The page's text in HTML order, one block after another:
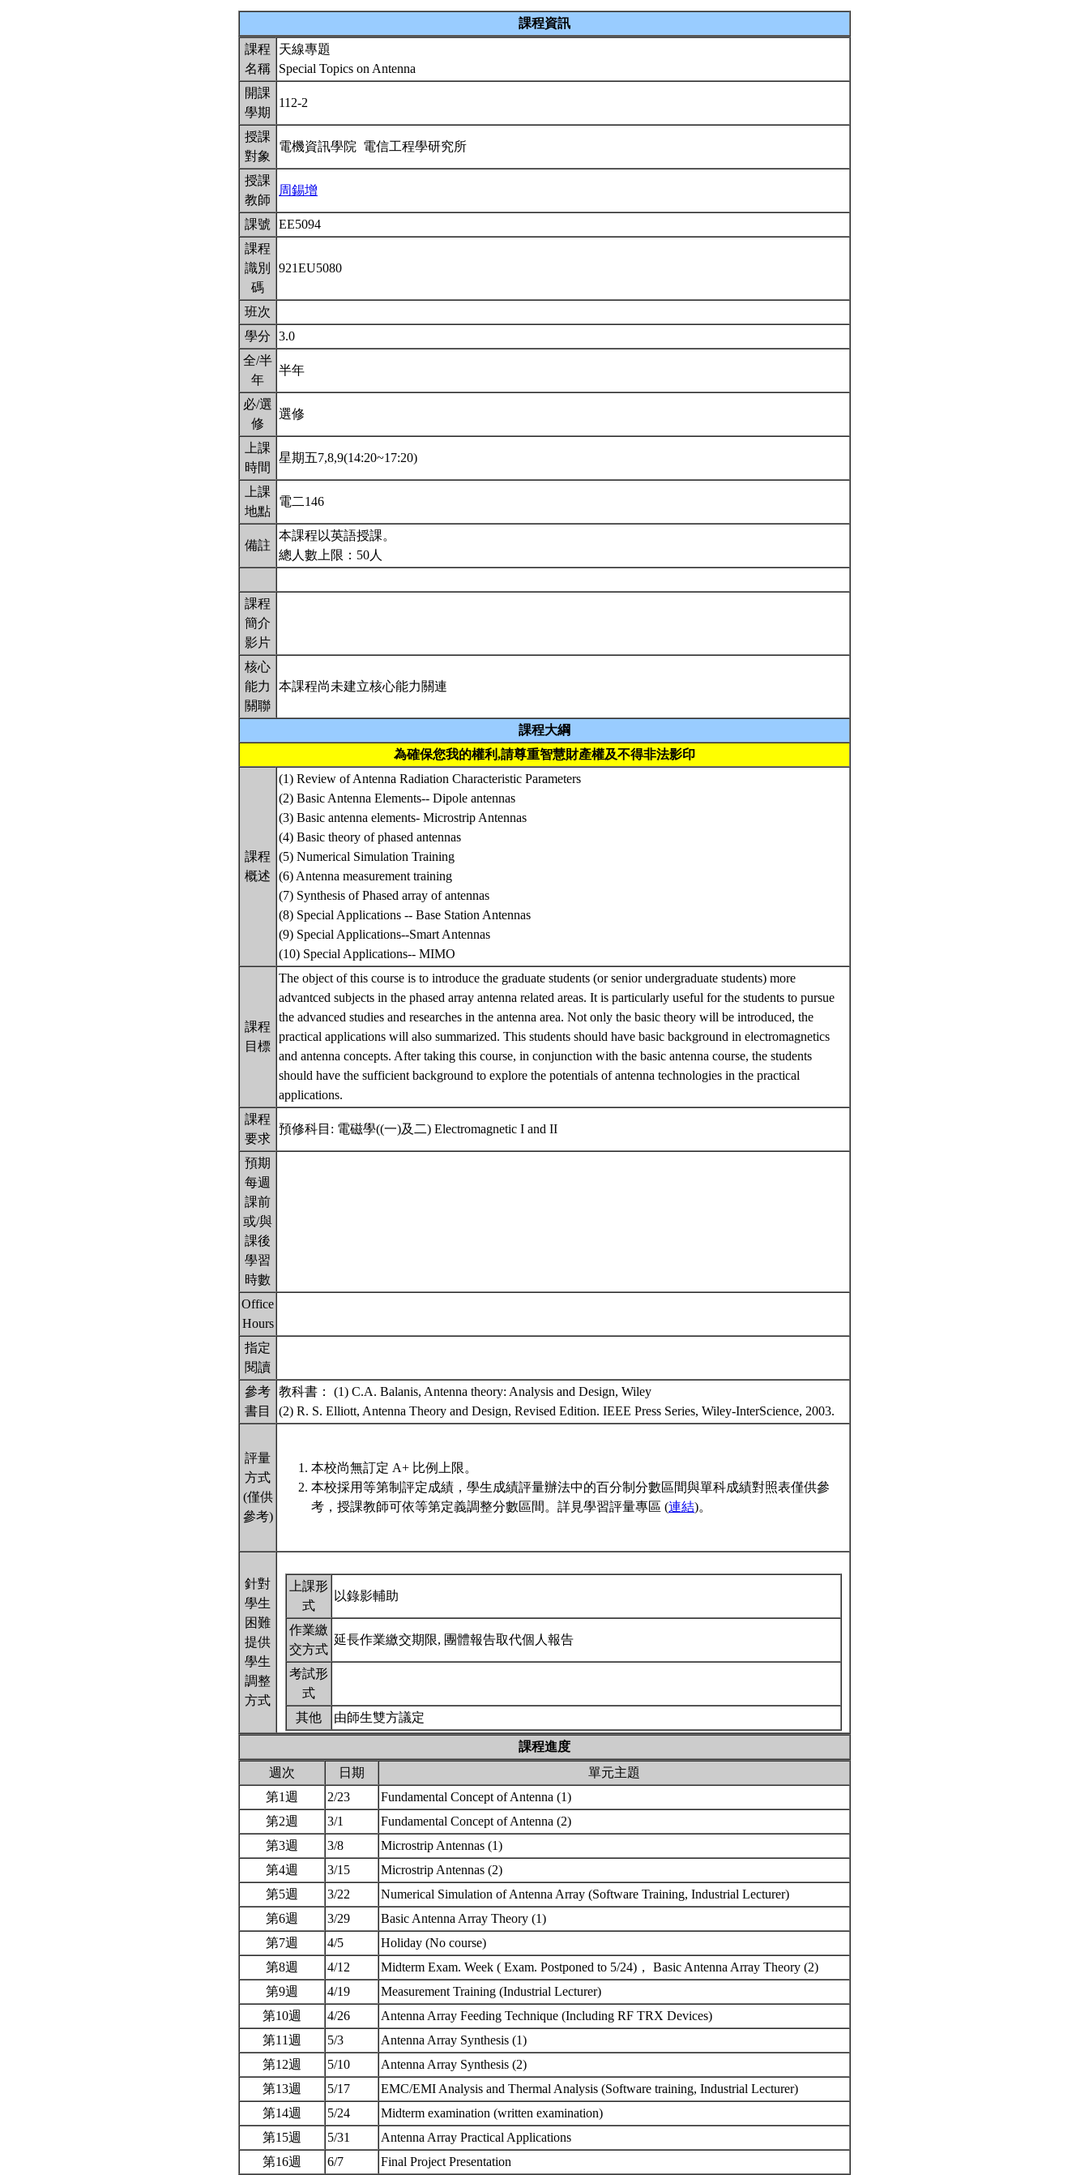
課程資訊
課程
名稱
天線專題
Special Topics on Antenna
開課
學期
112-2
授課
對象
電機資訊學院 電信工程學研究所
授課
教師
周錫增
課號
EE5094
課程
識別
碼
921EU5080
班次
學分
3.0
全/半
年
半年
必/選
修
選修
上課
時間
星期五7,8,9(14:20~17:20)
上課
地點
電二146
備註
本課程以英語授課。
總人數上限：50人
課程
簡介
影片
核心
能力
關聯
本課程尚未建立核心能力關連
課程大綱
為確保您我的權利,請尊重智慧財產權及不得非法影印
課程
概述
(1) Review of Antenna Radiation Characteristic Parameters
(2) Basic Antenna Elements-- Dipole antennas
(3) Basic antenna elements- Microstrip Antennas
(4) Basic theory of phased antennas
(5) Numerical Simulation Training
(6) Antenna measurement training
(7) Synthesis of Phased array of antennas
(8) Special Applications -- Base Station Antennas
(9) Special Applications--Smart Antennas
(10) Special Applications-- MIMO
課程
目標
The object of this course is to introduce the graduate students (or senior undergraduate students) more
advantced subjects in the phased array antenna related areas. It is particularly useful for the students to pursue
the advanced studies and researches in the antenna area. Not only the basic theory will be introduced, the
practical applications will also summarized. This students should have basic background in electromagnetics
and antenna concepts. After taking this course, in conjunction with the basic antenna course, the students
should have the sufficient background to explore the potentials of antenna technologies in the practical
applications.
課程
要求
預修科目: 電磁學((一)及二) Electromagnetic I and II
預期
每週
課前
或/與
課後
學習
時數
Office
Hours
指定
閱讀
參考
書目
教科書： (1) C.A. Balanis, Antenna theory: Analysis and Design, Wiley
(2) R. S. Elliott, Antenna Theory and Design, Revised Edition. IEEE Press Series, Wiley-InterScience, 2003.
評量
方式
(僅供
參考)
本校尚無訂定 A+ 比例上限。
本校採用等第制評定成績，學生成績評量辦法中的百分制分數區間與單科成績對照表僅供參
考，授課教師可依等第定義調整分數區間。詳見學習評量專區 (連結)。
針對
學生
困難
提供
學生
調整
方式
上課形
式
以錄影輔助
作業繳
交方式
延長作業繳交期限, 團體報告取代個人報告
考試形
式
其他
由師生雙方議定
課程進度
週次
日期
單元主題
第1週
2/23
Fundamental Concept of Antenna (1)
第2週
3/1
Fundamental Concept of Antenna (2)
第3週
3/8
Microstrip Antennas (1)
第4週
3/15
Microstrip Antennas (2)
第5週
3/22
Numerical Simulation of Antenna Array (Software Training, Industrial Lecturer)
第6週
3/29
Basic Antenna Array Theory (1)
第7週
4/5
Holiday (No course)
第8週
4/12
Midterm Exam. Week ( Exam. Postponed to 5/24)， Basic Antenna Array Theory (2)
第9週
4/19
Measurement Training (Industrial Lecturer)
第10週
4/26
Antenna Array Feeding Technique (Including RF TRX Devices)
第11週
5/3
Antenna Array Synthesis (1)
第12週
5/10
Antenna Array Synthesis (2)
第13週
5/17
EMC/EMI Analysis and Thermal Analysis (Software training, Industrial Lecturer)
第14週
5/24
Midterm examination (written examination)
第15週
5/31
Antenna Array Practical Applications
第16週
6/7 Final Project Presentation